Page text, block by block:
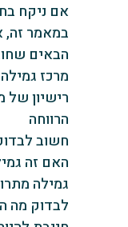
‏אם ניקח
במאמר זה,
הבאים
מרכז
‏רישיון
הרווחה
‏חשוב
האם זה
גמילה
‏לבדוק מה